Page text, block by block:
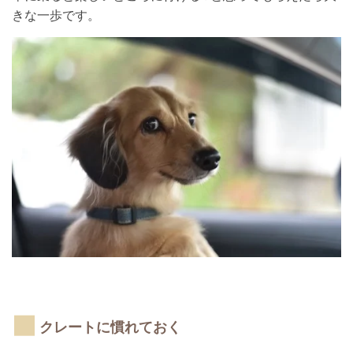
きな一歩です。
クレートに慣れておく